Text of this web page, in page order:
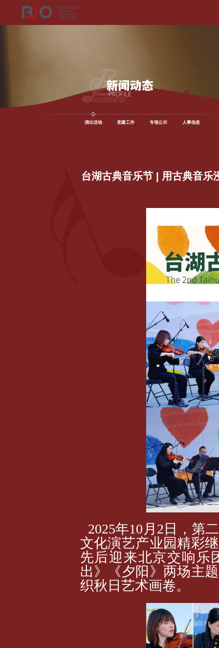
演出活动 党建工作 专项公示 人事信息
台湖古典音乐节 | 用古典音乐
2025年10月2日，第
文化演艺产业园精彩
先后迎来北京交响乐
出》《夕阳》两场主
织秋日艺术画卷。